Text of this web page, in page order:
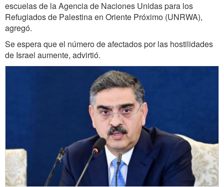
escuelas de la Agencia de Naciones Unidas para los
Refugiados de Palestina en Oriente Próximo (UNRWA),
agregó.
Se espera que el número de afectados por las hostilidades
de Israel aumente, advirtió.